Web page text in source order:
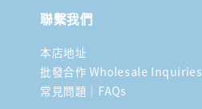
聯繫我們
本店地址
批發合作 Wholesale Inquiries
常見問題｜FAQs